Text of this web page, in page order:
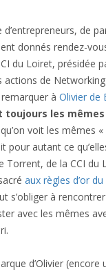
de
donnés rendez-
du Loiret, présidée
actions de
à Olivier de
toujours les
voit les mêmes «
pour autant ce
Torrent, de la CCI du
aux règles d’or
s’obliger à
avec les mêmes
d’Olivier (encore